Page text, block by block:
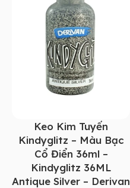
Keo Kim Tuyến
Kindyglitz – Màu Bạc
Cổ Điển 36ml –
Kindyglitz 36ML
Antique Silver – Derivan